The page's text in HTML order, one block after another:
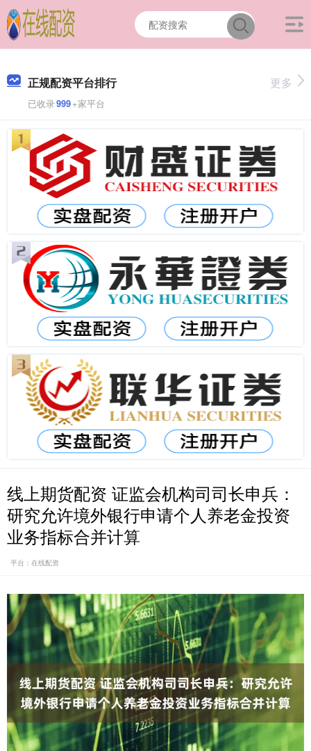
正规配资平台排行
已收录999+家平台
更多
线上期货配资 证监会机构司司长申兵：
研究允许境外银行申请个人养老金投资
业务指标合并计算
平台：在线配资